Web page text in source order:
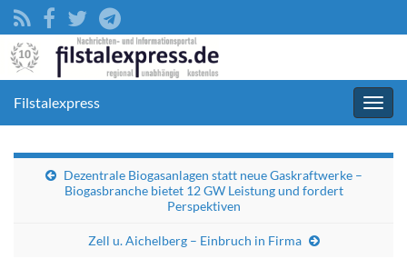
Filstalexpress
Dezentrale Biogasanlagen statt neue Gaskraftwerke –
Biogasbranche bietet 12 GW Leistung und fordert
Perspektiven
Zell u. Aichelberg – Einbruch in Firma